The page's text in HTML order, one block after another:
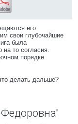
его
свои глубочайшие
была
на то согласия.
порядке
делать дальше?